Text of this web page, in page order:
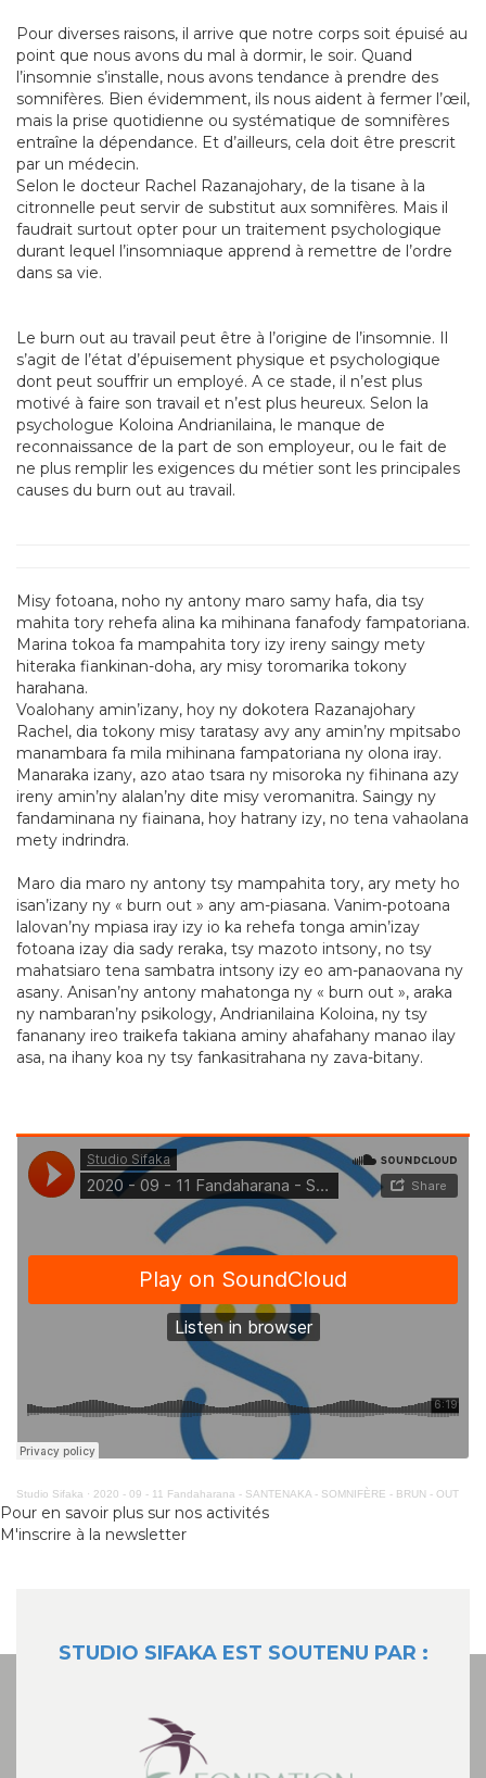
Pour diverses raisons, il arrive que notre corps soit épuisé au
point que nous avons du mal à dormir, le soir. Quand
l’insomnie s’installe, nous avons tendance à prendre des
somnifères. Bien évidemment, ils nous aident à fermer l’œil,
mais la prise quotidienne ou systématique de somnifères
entraîne la dépendance. Et d’ailleurs, cela doit être prescrit
par un médecin.
Selon le docteur Rachel Razanajohary, de la tisane à la
citronnelle peut servir de substitut aux somnifères. Mais il
faudrait surtout opter pour un traitement psychologique
durant lequel l’insomniaque apprend à remettre de l’ordre
dans sa vie.
Le burn out au travail peut être à l’origine de l’insomnie. Il
s’agit de l’état d’épuisement physique et psychologique
dont peut souffrir un employé. A ce stade, il n’est plus
motivé à faire son travail et n’est plus heureux. Selon la
psychologue Koloina Andrianilaina, le manque de
reconnaissance de la part de son employeur, ou le fait de
ne plus remplir les exigences du métier sont les principales
causes du burn out au travail.
Misy fotoana, noho ny antony maro samy hafa, dia tsy
mahita tory rehefa alina ka mihinana fanafody fampatoriana.
Marina tokoa fa mampahita tory izy ireny saingy mety
hiteraka fiankinan-doha, ary misy toromarika tokony
harahana.
Voalohany amin’izany, hoy ny dokotera Razanajohary
Rachel, dia tokony misy taratasy avy any amin’ny mpitsabo
manambara fa mila mihinana fampatoriana ny olona iray.
Manaraka izany, azo atao tsara ny misoroka ny fihinana azy
ireny amin’ny alalan’ny dite misy veromanitra. Saingy ny
fandaminana ny fiainana, hoy hatrany izy, no tena vahaolana
mety indrindra.
Maro dia maro ny antony tsy mampahita tory, ary mety ho
isan’izany ny « burn out » any am-piasana. Vanim-potoana
lalovan’ny mpiasa iray izy io ka rehefa tonga amin’izay
fotoana izay dia sady reraka, tsy mazoto intsony, no tsy
mahatsiaro tena sambatra intsony izy eo am-panaovana ny
asany. Anisan’ny antony mahatonga ny « burn out », araka
ny nambaran’ny psikology, Andrianilaina Koloina, ny tsy
fananany ireo traikefa takiana aminy ahafahany manao ilay
asa, na ihany koa ny tsy fankasitrahana ny zava-bitany.
Studio Sifaka · 2020 - 09 - 11 Fandaharana - SANTENAKA - SOMNIFÈRE - BRUN - OUT
Pour en savoir plus sur nos activités
M'inscrire à la newsletter
STUDIO SIFAKA EST SOUTENU PAR :